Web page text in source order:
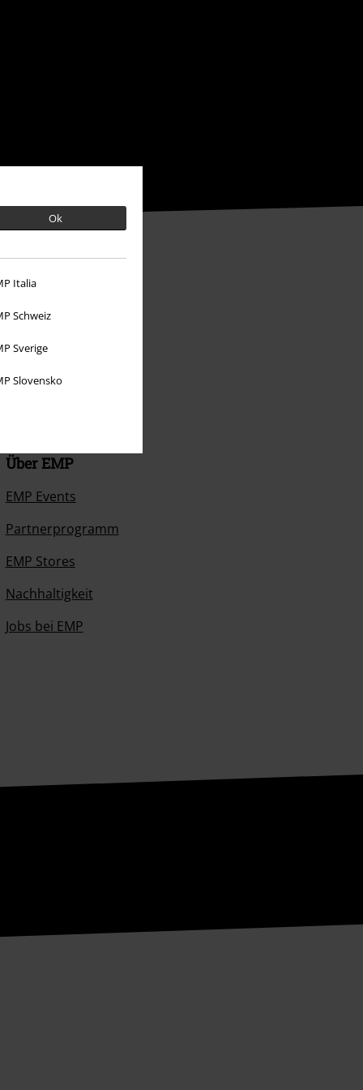
Ok
Italia
Schweiz
Sverige
Slovensko
Über EMP
EMP Events
Partnerprogramm
EMP Stores
Nachhaltigkeit
Jobs bei EMP